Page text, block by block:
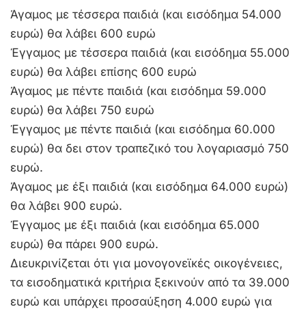
Άγαμος με τέσσερα παιδιά (και εισόδημα 54.000
ευρώ) θα λάβει 600 ευρώ
Έγγαμος με τέσσερα παιδιά (και εισόδημα 55.000
ευρώ) θα λάβει επίσης 600 ευρώ
Άγαμος με πέντε παιδιά (και εισόδημα 59.000
ευρώ) θα λάβει 750 ευρώ
Έγγαμος με πέντε παιδιά (και εισόδημα 60.000
ευρώ) θα δει στον τραπεζικό του λογαριασμό 750
ευρώ.
Άγαμος με έξι παιδιά (και εισόδημα 64.000 ευρώ)
θα λάβει 900 ευρώ.
Έγγαμος με έξι παιδιά (και εισόδημα 65.000
ευρώ) θα πάρει 900 ευρώ.
Διευκρινίζεται ότι για μονογονεϊκές οικογένειες,
τα εισοδηματικά κριτήρια ξεκινούν από τα 39.000
ευρώ και υπάρχει προσαύξηση 4.000 ευρώ για